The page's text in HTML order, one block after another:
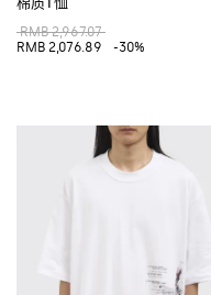
RMB 2,967.07
RMB 2,076.89
-30%